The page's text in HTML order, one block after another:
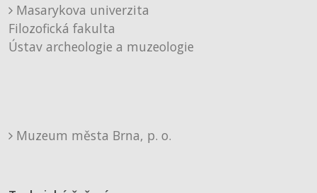
Masarykova univerzita
Filozofická fakulta
Ústav archeologie a muzeologie
Muzeum města Brna, p. o.